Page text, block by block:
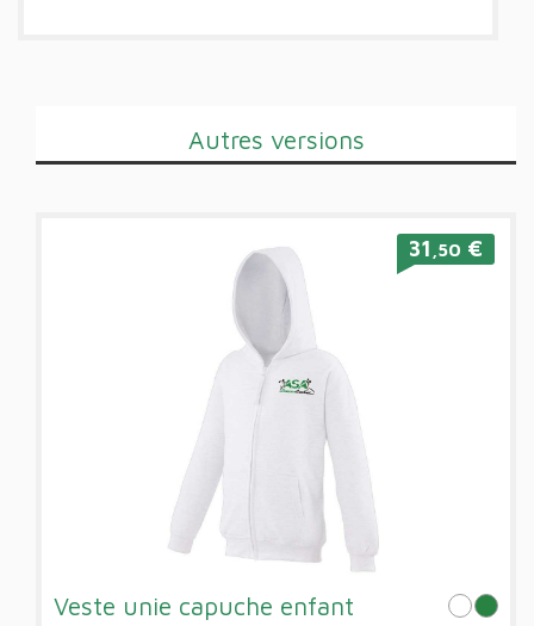
Autres versions
31 ,50 €
Veste unie capuche enfant